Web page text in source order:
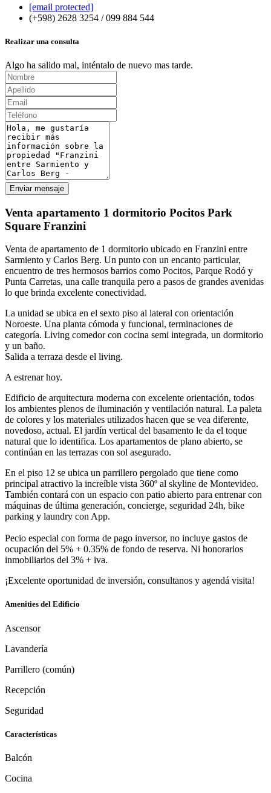
[email protected]
(+598) 2628 3254 / 099 884 544
Realizar una consulta
Algo ha salido mal, inténtalo de nuevo mas tarde.
Enviar mensaje
Venta apartamento 1 dormitorio Pocitos Park
Square Franzini
Venta de apartamento de 1 dormitorio ubicado en Franzini entre
Sarmiento y Carlos Berg. Un punto con un encanto particular,
encuentro de tres hermosos barrios como Pocitos, Parque Rodó y
Punta Carretas, una calle tranquila pero a pasos de grandes avenidas
lo que brinda excelente conectividad.
La unidad se ubica en el sexto piso al lateral con orientación
Noroeste. Una planta cómoda y funcional, terminaciones de
categoría. Living comedor con cocina semi integrada, un dormitorio
y un baño.
Salida a terraza desde el living.
A estrenar hoy.
Edificio de arquitectura moderna con excelente orientación, todos
los ambientes plenos de iluminación y ventilación natural. La paleta
de colores y los materiales utilizados hacen que se vea diferente,
novedoso, actual. El jardín vertical del basamento le da el toque
natural que lo identifica. Los apartamentos de plano abierto, se
continúan en las terrazas con sol asegurado.
En el piso 12 se ubica un parrillero pergolado que tiene como
principal atractivo la increíble vista 360º al skyline de Montevideo.
También contará con un espacio con patio abierto para entrenar con
máquinas de última generación, concierge, seguridad 24h, bike
parking y laundry con App.
Pecio especial con forma de pago inversor, no incluye gastos de
ocupación del 5% + 0.35% de fondo de reserva. Ni honorarios
inmobiliarios del 3% + iva.
¡Excelente oportunidad de inversión, consultanos y agendá visita!
Amenities del Edificio
Ascensor
Lavandería
Parrillero (común)
Recepción
Seguridad
Características
Balcón
Cocina